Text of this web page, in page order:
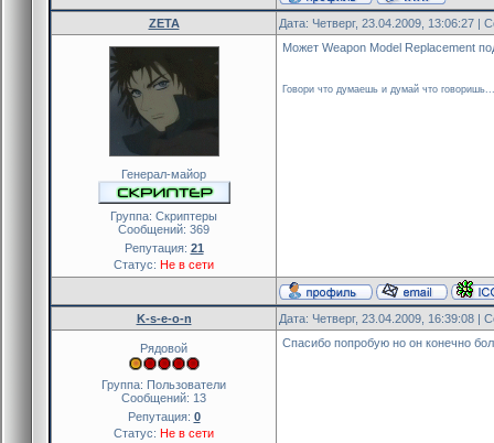
ZETA Дата: Четверг, 23.04.2009, 13:06:27 |
Генерал-майор
Группа: Скриптеры
Сообщений: 369
Репутация: 21
Статус: Не в сети
Может Weapon Model Replacement
Говори что думаешь и думай что говоришь...
K-s-e-o-n Дата: Четверг, 23.04.2009, 16:39:08 |
Рядовой
Группа: Пользователи
Сообщений: 13
Репутация: 0
Статус: Не в сети
Спасибо попробую но он конечно